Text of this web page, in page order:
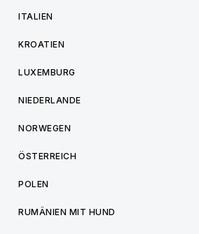
ITALIEN
KROATIEN
LUXEMBURG
NIEDERLANDE
NORWEGEN
ÖSTERREICH
POLEN
RUMÄNIEN MIT HUND